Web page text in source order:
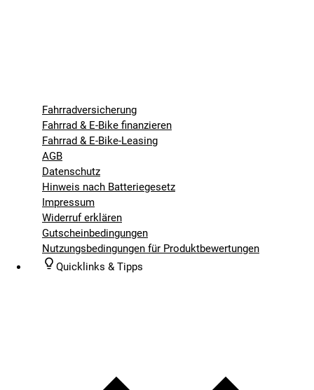
Fahrradversicherung
Fahrrad & E-Bike finanzieren
Fahrrad & E-Bike-Leasing
AGB
Datenschutz
Hinweis nach Batteriegesetz
Impressum
Widerruf erklären
Gutscheinbedingungen
Nutzungsbedingungen für Produktbewertungen
Quicklinks & Tipps